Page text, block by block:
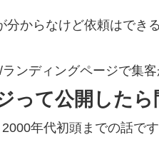
分からなけど依頼はでき
ンディングページで集客
って公開した
年代初頭までの話です